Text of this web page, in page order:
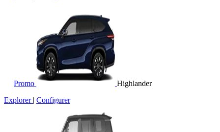
Promo
Highlander
Explorer | Configurer